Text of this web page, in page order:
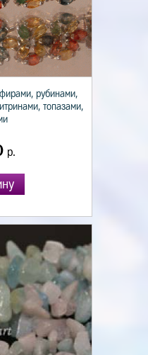
рубинами,
топазами,
р.